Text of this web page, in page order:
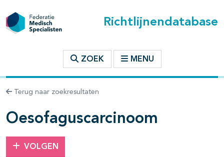
Richtlijnendatabase
ZOEK MENU
Terug naar zoekresultaten
Oesofaguscarcinoom
VOLGEN
binnen deze richtlijn